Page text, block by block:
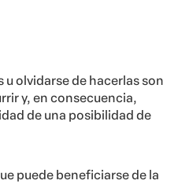
u olvidarse de hacerlas son
y, en consecuencia,
de una posibilidad de
puede beneficiarse de la